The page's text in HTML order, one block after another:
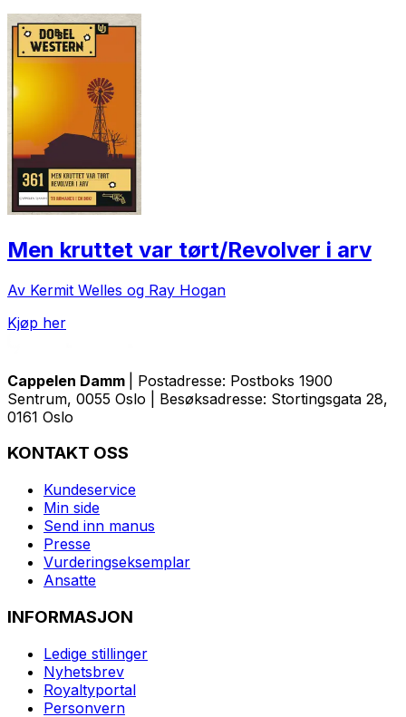
Men kruttet var tørt/Revolver i arv
Av Kermit Welles og Ray Hogan
Kjøp her
Cappelen Damm
| Postadresse: Postboks 1900
Sentrum, 0055 Oslo | Besøksadresse: Stortingsgata 28,
0161 Oslo
KONTAKT OSS
Kundeservice
Min side
Send inn manus
Presse
Vurderingseksemplar
Ansatte
INFORMASJON
Ledige stillinger
Nyhetsbrev
Royaltyportal
Personvern